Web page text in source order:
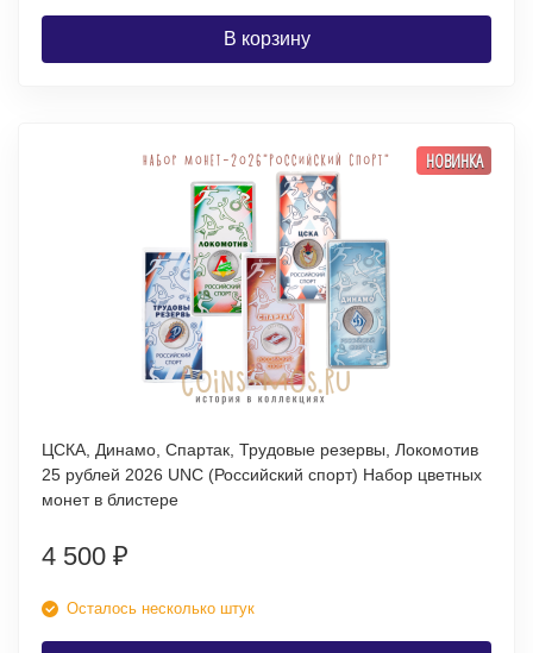
В корзину
НОВИНКА
ЦСКА, Динамо, Спартак, Трудовые резервы, Локомотив
25 рублей 2026 UNC (Российский спорт) Набор цветных
монет в блистере
4 500 ₽
Осталось несколько штук